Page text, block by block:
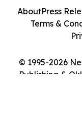
© 1995-2026
Publishing &
AboutPress
Terms &